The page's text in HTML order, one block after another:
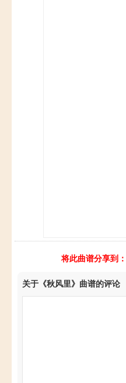
将此曲谱分享到：
关于《秋风里》曲谱的评论